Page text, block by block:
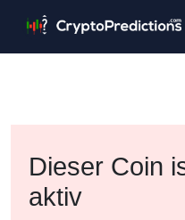
Dieser Coin
aktiv